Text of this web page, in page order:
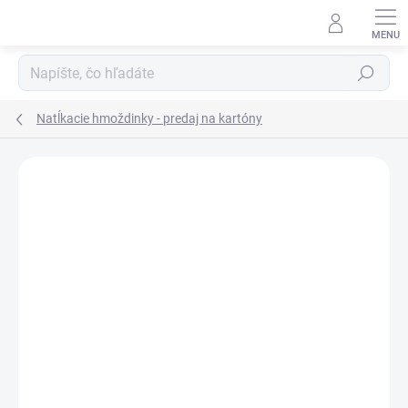
Hľadať
Natĺkacie hmoždinky - predaj na kartóny